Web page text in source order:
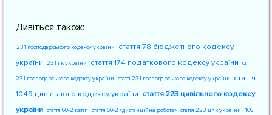
Дивіться також:
231 господарського кодексу україни
стаття 78 бюджетного кодексу
україни 231 гк україни стаття 174 податкового кодексу україни ст.
231 господарського кодексу україни статті 231 господарського кодексу україни
стаття
1049 цивільного кодексу україни стаття 223 цивільного кодексу
україни стаття 60-2 кзпп стаття 60-2 «дистанційна робота» стаття 223 цпк україни 106